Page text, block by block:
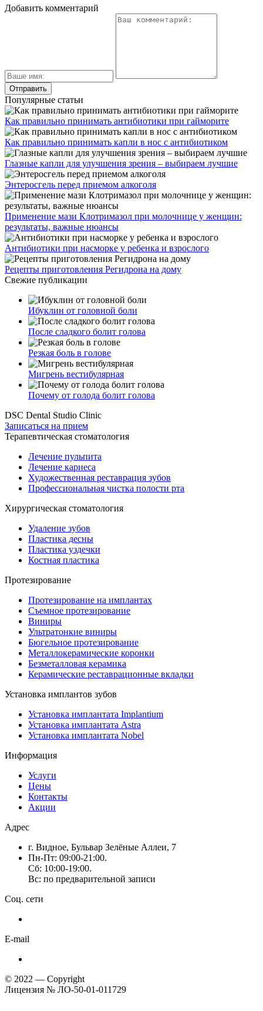
Добавить комментарий
Популярные статьи
Как правильно принимать антибиотики при гайморите
Как правильно принимать капли в нос с антибиотиком
Глазные капли для улучшения зрения – выбираем лучшие
Энтеросгель перед приемом алкоголя
Применение мази Клотримазол при молочнице у женщин:
результаты, важные нюансы
Антибиотики при насморке у ребенка и взрослого
Рецепты приготовления Регидрона на дому
Свежие публикации
Ибуклин от головной боли
После сладкого болит голова
Резкая боль в голове
Мигрень вестибулярная
Почему от голода болит голова
DSC Dental Studio Clinic
Записаться на прием
Терапевтическая стоматология
Лечение пульпита
Лечение кариеса
Художественная реставрация зубов
Профессиональная чистка полости рта
Хирургическая стоматология
Удаление зубов
Пластика десны
Пластика уздечки
Костная пластика
Протезирование
Протезирование на имплантах
Съемное протезирование
Виниры
Ультратонкие виниры
Бюгельное протезирование
Металлокерамические коронки
Безметалловая керамика
Керамические реставрационные вкладки
Установка имплантов зубов
Установка имплантата Implantium
Установка имплантата Astra
Установка имплантата Nobel
Информация
Услуги
Цены
Контакты
Акции
Адрес
г. Видное, Бульвар Зелёные Аллеи, 7
Пн-Пт: 09:00-21:00.
Сб: 10:00-19:00.
Вс: по предварительной записи
Соц. сети
E-mail
© 2022 — Copyright
Лицензия № ЛО-50-01-011729